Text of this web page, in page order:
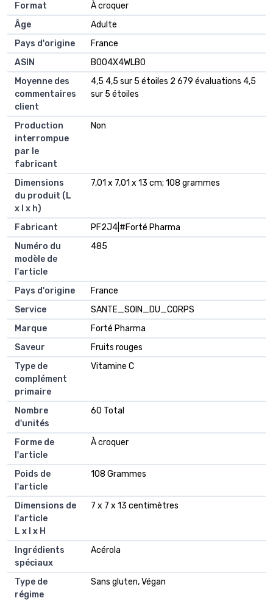
Format
‎À croquer
Âge
‎Adulte
Pays d'origine
‎France
ASIN
B004X4WLB0
Moyenne des
commentaires
client
4,5 4,5 sur 5 étoiles 2 679 évaluations 4,5
sur 5 étoiles
Production
interrompue
par le
fabricant
Non
Dimensions
du produit (L
x l x h)
7,01 x 7,01 x 13 cm; 108 grammes
Fabricant
PF2J4|#Forté Pharma
Numéro du
modèle de
l'article
485
Pays d'origine
France
Service
SANTE_SOIN_DU_CORPS
Marque
Forté Pharma
Saveur
Fruits rouges
Type de
complément
primaire
Vitamine C
Nombre
d'unités
60 Total
Forme de
l'article
À croquer
Poids de
l'article
108 Grammes
Dimensions de
l'article
L x l x H
7 x 7 x 13 centimètres
Ingrédients
spéciaux
Acérola
Type de
régime
Sans gluten, Végan